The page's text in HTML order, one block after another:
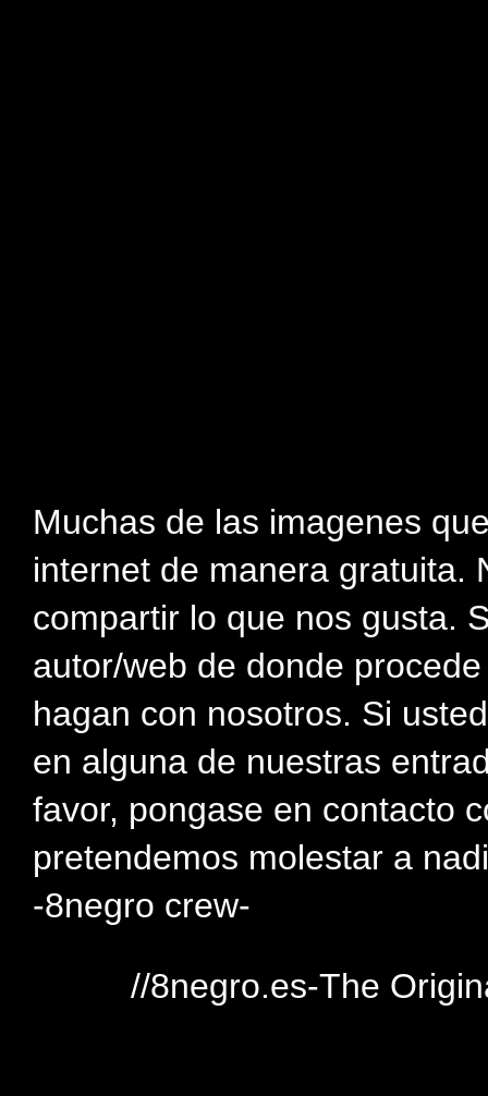
Muchas de las imagenes
internet de manera gratuita.
compartir lo que nos gusta.
autor/web de donde
hagan con nosotros. Si
en alguna de nuestras
favor, pongase en contacto
pretendemos molestar a
-8negro crew-
//8negro.es-The